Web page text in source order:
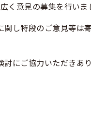
く意見の募集を行いま
し特段のご意見等は
にご協力いただきあ